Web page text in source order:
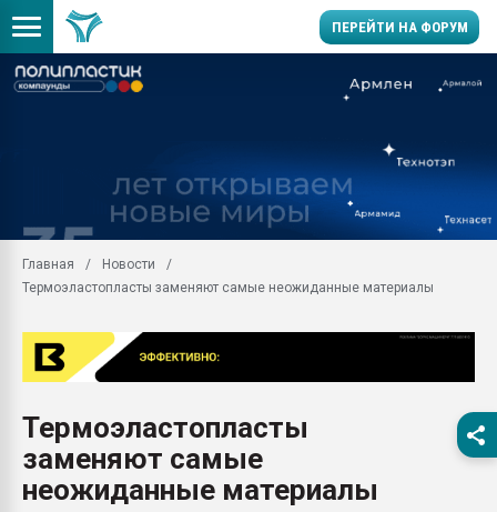
ПЕРЕЙТИ НА ФОРУМ
29.07.2026 ФРП помог
заводу пластмасс"
28.07.2026
28.07.2026
Главная
Новости
Термоэластопласты заменяют самые неожиданные материалы
Термоэластопласты
заменяют самые
неожиданные материалы